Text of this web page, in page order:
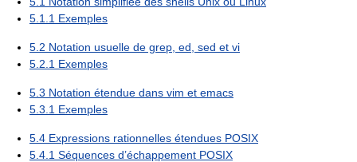
5.1.1 Exemples
5.2 Notation usuelle de grep, ed, sed et vi
5.2.1 Exemples
5.3 Notation étendue dans vim et emacs
5.3.1 Exemples
5.4 Expressions rationnelles étendues POSIX
5.4.1 Séquences d’échappement POSIX